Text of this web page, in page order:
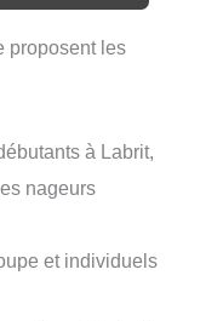
proposent les
à Labrit,
nageurs
et individuels